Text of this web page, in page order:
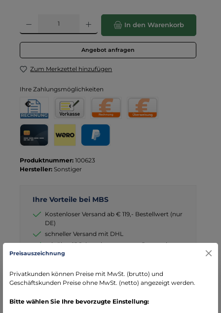
Produkt Anzahl: Gib den gewünschten Wert ein oder benutze die
In den Warenkorb
Angebot anfragen
Zum Merkzettel hinzufügen
Ihre Zahlungsmöglichkeiten
Rechnung
Rechnung für Behörden
Vorkasse
Produktnummer: 100623
Hersteller: Sonstiger
Ihre Vorteile bei MBS
Kostenloser Versand ab € 119,- Bestellwert (nur
DE)
schneller Versand mit DHL
seit über 15 Jahren kompetenter Partner im
Bereich Notfallmedizin
Preisauszeichnung
Privatkunden können Preise mit MwSt. (brutto) und
Geschäftskunden Preise ohne MwSt. (netto) angezeigt werden.
Bitte wählen Sie Ihre bevorzugte Einstellung: